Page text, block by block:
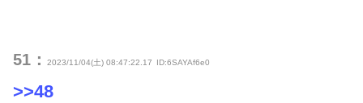
51： 2023/11/04(土) 08:47:22.17 ID:6SAYAf6e0
>>48